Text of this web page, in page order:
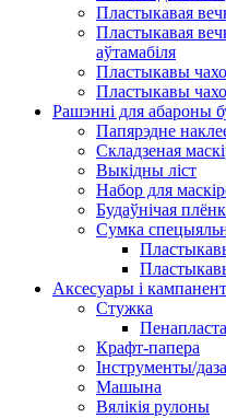
Пластыкавая
Пластыкавая
аўтамабіля
Пластыкавы
Пластыкавы
Рашэнні для абароны
Папярэдне
Складзеная
Выкідны ліст
Набор для
Будаўнічая
Сумка
Аксесуары і
Стужка
Крафт-папера
Інструменты/
Машына
Вялікія рулоны